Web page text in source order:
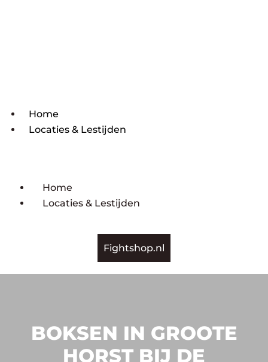
Home
Locaties & Lestijden
Home
Locaties & Lestijden
Fightshop.nl
BOKSEN IN GROOTE
HORST BIJ DE